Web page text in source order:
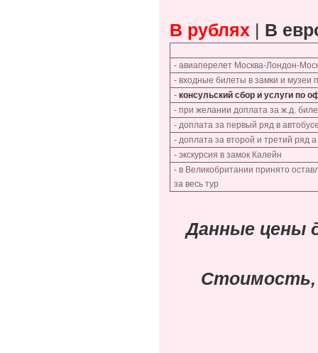
В рублях В
- авиаперелет Москва-Лондон-
- входные билеты в замки и музеи
- консульский сбор и услуги по
- при желании доплата за ж.д.
- доплата за первый ряд в
- доплата за второй и третий ряд а
- экскурсия в замок Калейн
- в Великобритании принято
за весь тур
Данные цены
Стоимость,